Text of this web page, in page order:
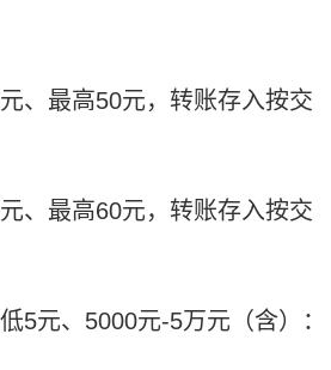
、最高50元，转账存入按交
、最高60元，转账存入按交
5元、5000元-5万元（含）：